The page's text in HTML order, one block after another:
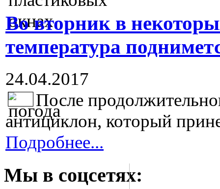
Во вторник в
температура
24.04.2017
После
антициклон, который
Подробнее...
Мы в соцсетях: